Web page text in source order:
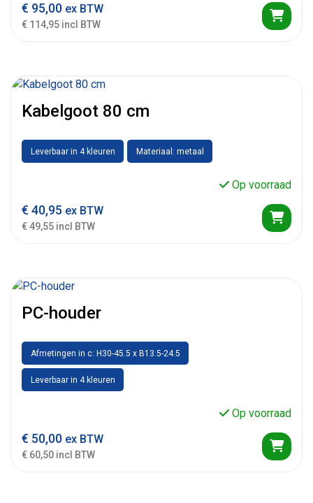
€ 95,00 ex BTW
€ 114,95 incl BTW
Kabelgoot 80 cm
Leverbaar in 4 kleuren Materiaal: metaal
Op voorraad
€ 40,95 ex BTW
€ 49,55 incl BTW
PC-houder
Afmetingen in c: H30-45.5 x B13.5-24.5
Leverbaar in 4 kleuren
Op voorraad
€ 50,00 ex BTW
€ 60,50 incl BTW